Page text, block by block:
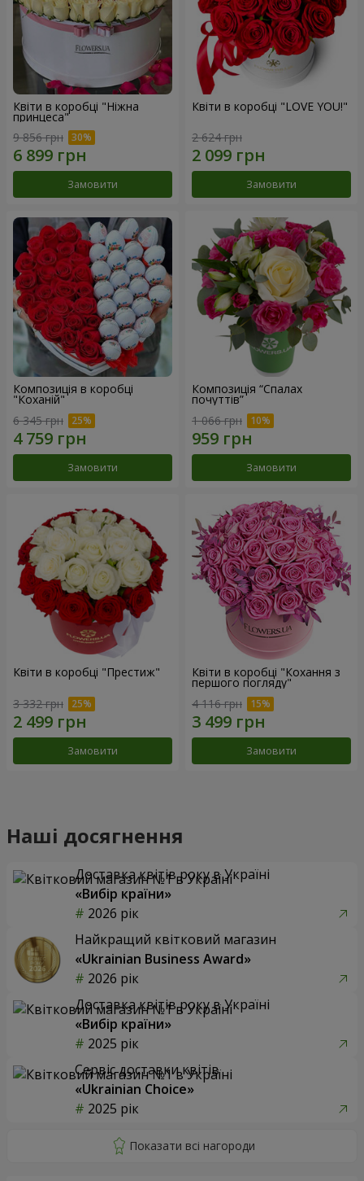
Квіти в коробці "Ніжна
принцеса"
9 856 грн
Замовити
Квіти в коробці "LOVE YOU!"
2 624 грн
Замовити
Композиція в коробці
"Коханій"
6 345 грн
Замовити
Композиція “Спалах
почуттів”
1 066 грн
Замовити
Квіти в коробці "Престиж"
3 332 грн
Замовити
Квіти в коробці "Кохання з
першого погляду"
4 116 грн
Замовити
Наші досягнення
Доставка квітів року в Україні
«Вибір країни»
2026 рік
Найкращий квітковий магазин
«Ukrainian Business Award»
2026 рік
Доставка квітів року в Україні
«Вибір країни»
2025 рік
Сервіс доставки квітів
«Ukrainian Choice»
2025 рік